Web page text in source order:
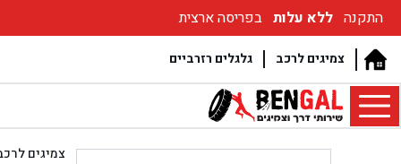
התקנה ללא עלות בפריסה ארצית
גלגלים רזרביים צמיגים לרכב
צמיגים